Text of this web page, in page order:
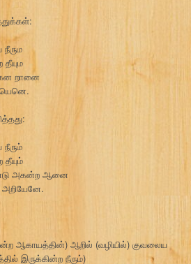
தீயும
றானை
யெனெ.
தீயும்
அகன்ற ஆனை
ஆகாயத்தின்) ஆறில் (வழியில்) குவலைய
இருக்கின்ற நீரும்)